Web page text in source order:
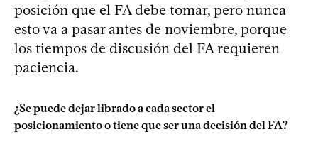
posición que el FA debe tomar, pero nunca
esto va a pasar antes de noviembre, porque
los tiempos de discusión del FA requieren
paciencia.
¿Se puede dejar librado a cada sector el
posicionamiento o tiene que ser una decisión del FA?